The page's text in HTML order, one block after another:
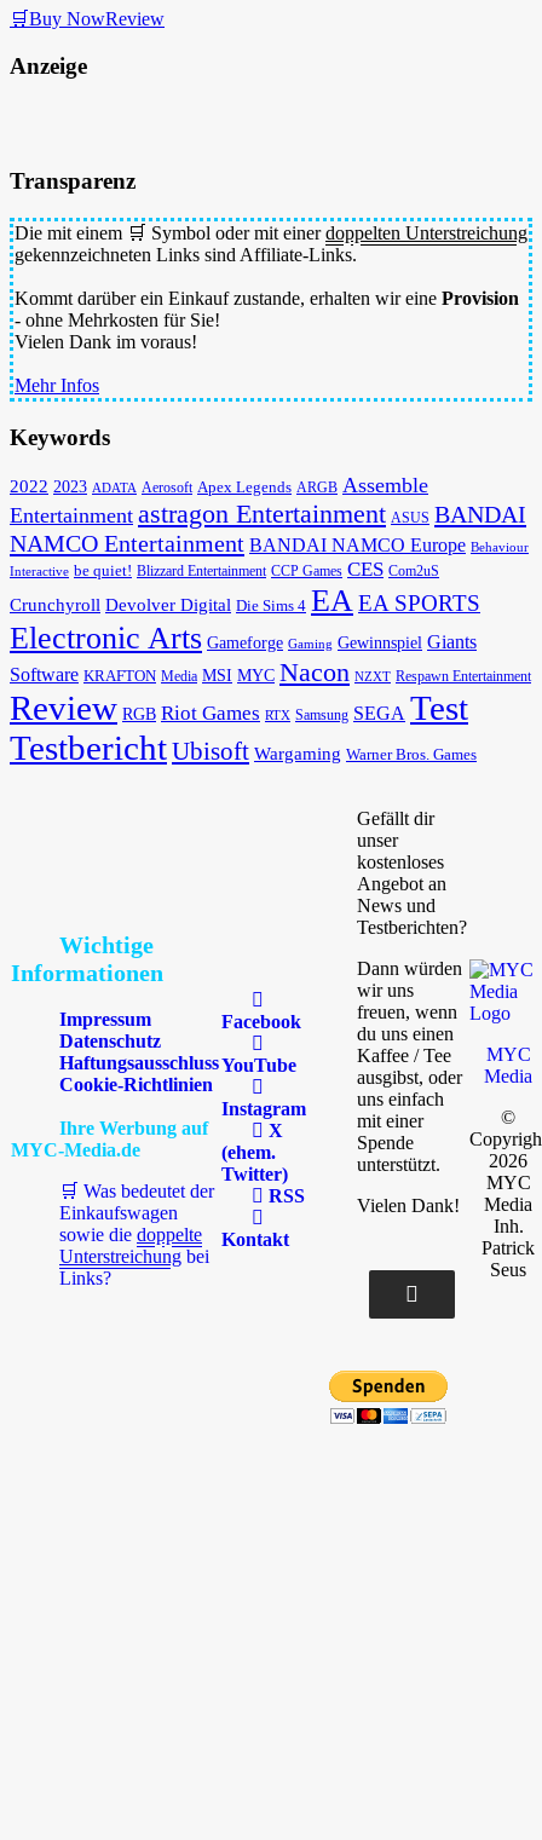
🛒Buy NowReview
Anzeige
Transparenz
Die mit einem 🛒 Symbol oder mit einerdoppelten Unterstreichung
gekennzeichneten Links sind Affiliate-Links.
Kommt darüber ein Einkauf zustande, erhalten wir eine Provision
- ohne Mehrkosten für Sie!
Vielen Dank im voraus!
Mehr Infos
Keywords
2022 2023 ADATA Aerosoft Apex Legends ARGB Assemble
Entertainment astragon Entertainment ASUS BANDAI
NAMCO Entertainment BANDAI NAMCO Europe Behaviour
Interactive be quiet! Blizzard Entertainment CCP Games CES Com2uS
Crunchyroll Devolver Digital Die Sims 4 EAEA SPORTS
Electronic Arts Gameforge Gaming Gewinnspiel Giants
Software KRAFTON Media MSI MYC Nacon NZXT Respawn Entertainment
Review RGB Riot Games RTX Samsung SEGA Test
TestberichtUbisoft Wargaming Warner Bros. Games
Wichtige
Informationen
Impressum
Datenschutz
Haftungsausschluss
Cookie-Richtlinien
Ihre Werbung auf
MYC-Media.de
🛒 Was bedeutet der
Einkaufswagen
sowie die doppelte
Unterstreichung bei
Links?
Facebook
YouTube
Instagram
X
(ehem.
Twitter)
RSS
Kontakt
Gefällt dir
unser
kostenloses
Angebot an
News und
Testberichten?
Dann würden
wir uns
freuen, wenn
du uns einen
Kaffee / Tee
ausgibst, oder
uns einfach
mit einer
Spende
unterstützt.
Vielen Dank!
MYC
Media
©
2026
MYC
Media
Inh.
Patrick
Seus